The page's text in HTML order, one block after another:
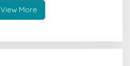
View More